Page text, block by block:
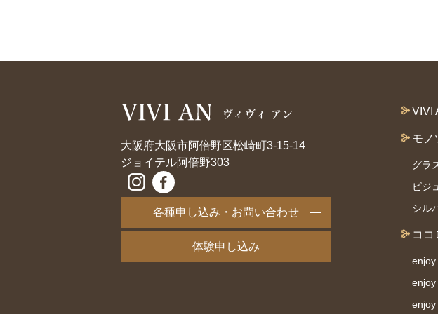
大阪府大阪市阿倍野区松崎町3-15-14
ジョイテル阿倍野303
各種申し込み・お問い合わせ
体験申し込み
VIVI
モノ
グラ
ビジ
シル
ココ
enjoy
enjoy
enjoy